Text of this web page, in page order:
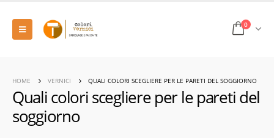
0
HOME VERNICI QUALI COLORI SCEGLIERE PER LE PARETI DEL SOGGIORNO
Quali colori scegliere per le pareti del
soggiorno